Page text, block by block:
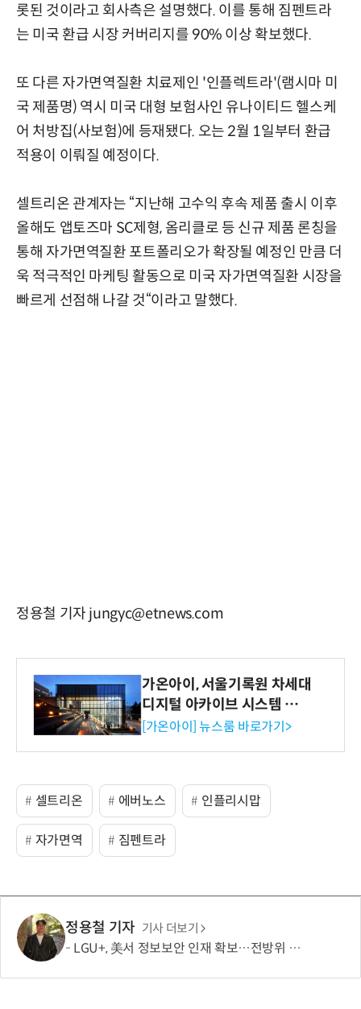
롯된 것이라고 회사측은 설명했다. 이를 통해 짐펜트라
는 미국 환급 시장 커버리지를 90% 이상 확보했다.
또 다른 자가면역질환 치료제인 '인플렉트라'(램시마 미
국 제품명) 역시 미국 대형 보험사인 유나이티드 헬스케
어 처방집(사보험)에 등재됐다. 오는 2월 1일부터 환급
적용이 이뤄질 예정이다.
셀트리온 관계자는 “지난해 고수익 후속 제품 출시 이후
올해도 앱토즈마 SC제형, 옴리클로 등 신규 제품 론칭을
통해 자가면역질환 포트폴리오가 확장될 예정인 만큼 더
욱 적극적인 마케팅 활동으로 미국 자가면역질환 시장을
빠르게 선점해 나갈 것“이라고 말했다.
정용철 기자 jungyc@etnews.com
가온아이, 서울기록원 차세대
디지털 아카이브 시스템 구축
수행
[가온아이] 뉴스룸 바로가기>
셀트리온 에버노스 인플리시맙
자가면역 짐펜트라
정용철 기자 기사 더보기
LGU+, 美서 정보보안 인재 확보…전방위 역량 강화 총력